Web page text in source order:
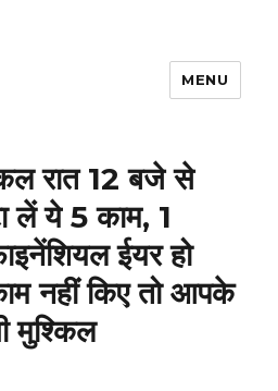
MENU
रात 12 बजे से
लें ये 5 काम, 1
ईयर हो
नहीं किए तो आपके
मुश्किल